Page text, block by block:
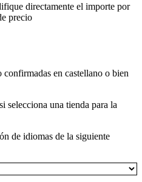
directamente el importe por
precio
en castellano o bien
selecciona una tienda para la
de idiomas de la siguiente